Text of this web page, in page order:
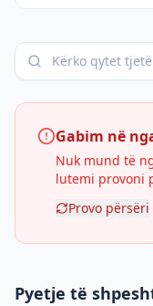
Gabim në
Nuk mund të
lutemi provoni
Provo përsëri
Pyetje të